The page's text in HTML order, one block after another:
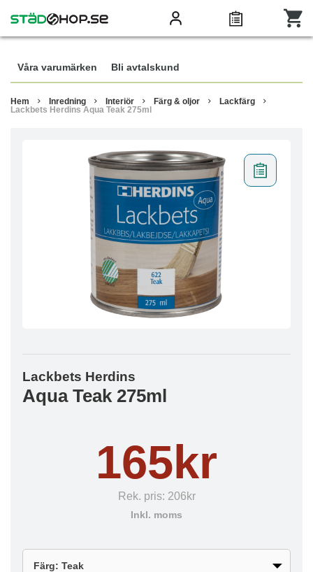
Våra varumärken Bli avtalskund
Hem Inredning Interiör Färg & oljor
Lackfärg
Lackbets Herdins Aqua Teak 275ml
Lackbets Herdins
Aqua Teak 275ml
165kr
Rek. pris: 206kr
Inkl. moms